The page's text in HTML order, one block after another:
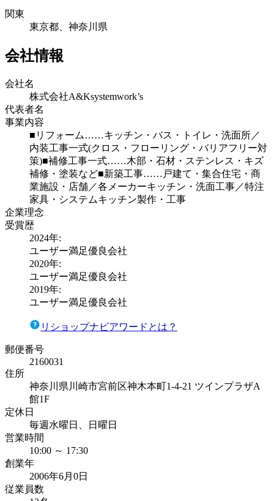
関東
東京都、神奈川県
会社情報
会社名
株式会社A&Ksystemwork’s
代表者名
事業内容
■リフォーム……キッチン・バス・トイレ・洗面所／
内装工事一式(クロス・フローリング・バリアフリー対
策)■補修工事一式……木部・石材・ステンレス・キズ
補修・塗装など■新築工事……戸建て・集合住宅・商
業施設・店舗／各メーカーキッチン・洗面工事／特注
家具・システムキッチン製作・工事
企業理念
受賞歴
2024年:
ユーザー満足優良会社
2020年:
ユーザー満足優良会社
2019年:
ユーザー満足優良会社
リショップナビアワードとは？
郵便番号
2160031
住所
神奈川県川崎市宮前区神木本町1-4-21 ツインプラザA
館1F
定休日
毎週水曜日、日曜日
営業時間
10:00 ～ 17:30
創業年
2006年6月0日
従業員数